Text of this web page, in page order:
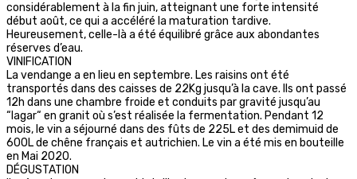
considérablement à la fin juin, atteignant une forte intensité
début août, ce qui a accéléré la maturation tardive.
Heureusement, celle-là a été équilibré grâce aux abondantes
réserves d’eau.
VINIFICATION
La vendange a en lieu en septembre. Les raisins ont été
transportés dans des caisses de 22Kg jusqu’à la cave. Ils ont passé
12h dans une chambre froide et conduits par gravité jusqu’au
“lagar“ en granit où s’est réalisée la fermentation. Pendant 12
mois, le vin a séjourné dans des fûts de 225L et des demimuid de
600L de chêne français et autrichien. Le vin a été mis en bouteille
en Mai 2020.
DÉGUSTATION